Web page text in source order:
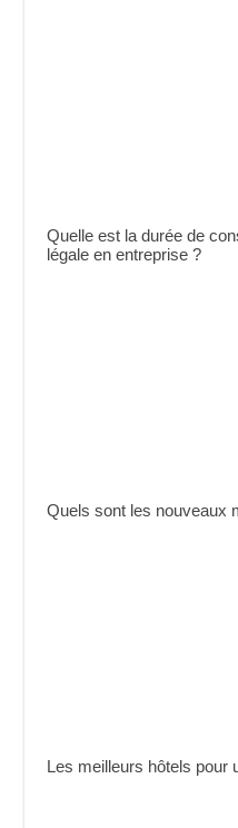
Quelle est la durée de
légale en entreprise ?
Quels sont les nouveaux
Les meilleurs hôtels pour